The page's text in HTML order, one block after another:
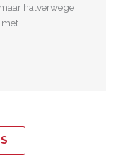
halverwege
...